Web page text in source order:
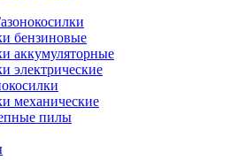
бензиновые
аккумуляторные
электрические
механические
пилы